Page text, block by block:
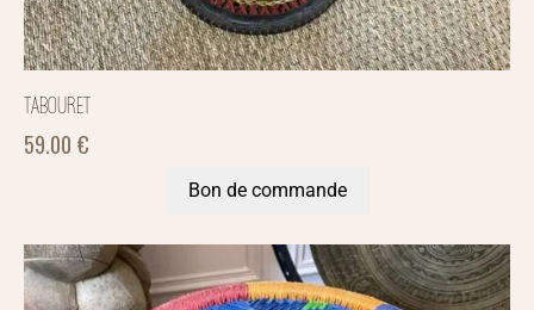
TABOURET
59.00 €
Bon de commande